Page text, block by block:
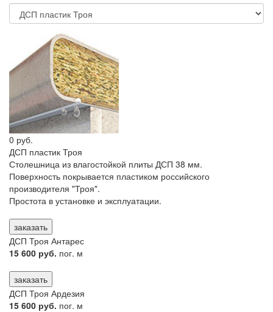
0 руб.
ДСП пластик Троя
Столешница из влагостойкой плиты ДСП 38 мм.
Поверхность покрывается пластиком российского
производителя "Троя".
Простота в установке и эксплуатации.
заказать
ДСП Троя Антарес
15 600 руб. пог. м
заказать
ДСП Троя Ардезия
15 600 руб. пог. м